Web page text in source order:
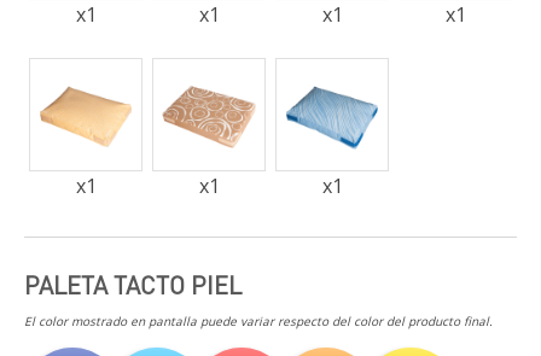
x1 x1 x1 x1
x1 x1 x1
PALETA TACTO PIEL
El color mostrado en pantalla puede variar respecto del color del producto final.